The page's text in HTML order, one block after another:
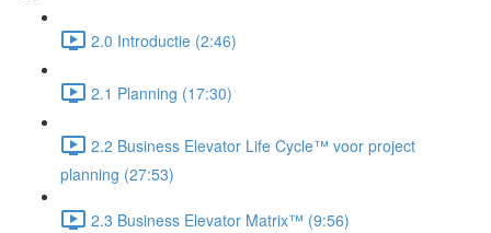
2.0 Introductie (2:46)
2.1 Planning (17:30)
2.2 Business Elevator Life Cycle™ voor project
planning (27:53)
2.3 Business Elevator Matrix™ (9:56)